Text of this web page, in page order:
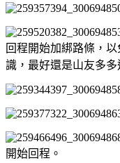
回程開始加綁路條，
識，最好還是山友多多
開始回程。